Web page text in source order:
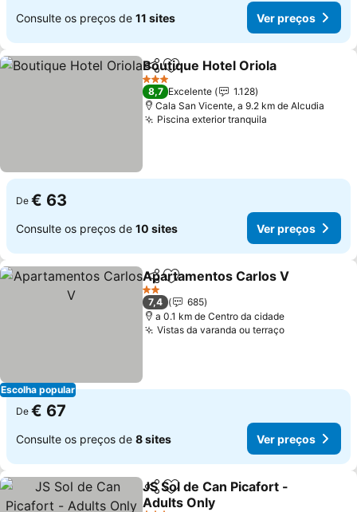
Consulte os preços de 11 sites Ver preços
PartilharAdicionar aos favoritos
Boutique Hotel Oriola
3 Estrelas
8,7 Excelente
1.128
Cala San Vicente, a 9.2 km de Alcudia
Piscina exterior tranquila
De € 63
Consulte os preços de 10 sites Ver preços
Escolha popular
PartilharAdicionar aos favoritos
Apartamentos Carlos V
2 Estrelas
7,4
685
a 0.1 km de Centro da cidade
Vistas da varanda ou terraçoVer preços
De € 67
Consulte os preços de 8 sites Ver preços
PartilharAdicionar aos favoritos
JS Sol de Can Picafort -
Adults Only